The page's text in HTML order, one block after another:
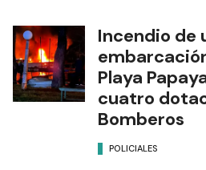
Incendio de
Playa
cuatro
Bomberos
POLICIALES